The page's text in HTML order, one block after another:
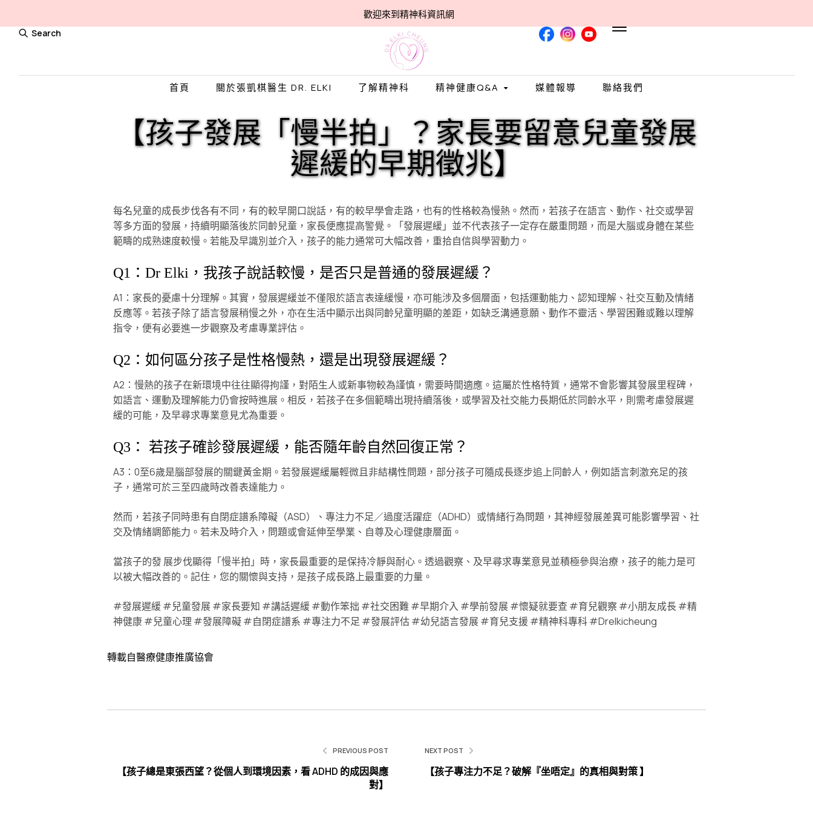
歡迎來到精神科資訊網
Search
首頁 關於張凱棋醫生 DR. ELKI 了解精神科 精神健康Q&A 媒體報導 聯絡我們
【孩子發展「慢半拍」？家長要留意兒童發展
遲緩的早期徵兆】
每名兒童的成長步伐各有不同，有的較早開口說話，有的較早學會走路，也有的性格較為慢熱。然而，若孩子在語言、動作、社交或學習
等多方面的發展，持續明顯落後於同齡兒童，家長便應提高警覺。「發展遲緩」並不代表孩子一定存在嚴重問題，而是大腦或身體在某些
範疇的成熟速度較慢。若能及早識別並介入，孩子的能力通常可大幅改善，重拾自信與學習動力。
Q1：Dr Elki，我孩子說話較慢，是否只是普通的發展遲緩？
A1：家長的憂慮十分理解。其實，發展遲緩並不僅限於語言表達緩慢，亦可能涉及多個層面，包括運動能力、認知理解、社交互動及情緒
反應等。若孩子除了語言發展稍慢之外，亦在生活中顯示出與同齡兒童明顯的差距，如缺乏溝通意願、動作不靈活、學習困難或難以理解
指令，便有必要進一步觀察及考慮專業評估。
Q2：如何區分孩子是性格慢熱，還是出現發展遲緩？
A2：慢熱的孩子在新環境中往往顯得拘謹，對陌生人或新事物較為謹慎，需要時間適應。這屬於性格特質，通常不會影響其發展里程碑，
如語言、運動及理解能力仍會按時進展。相反，若孩子在多個範疇出現持續落後，或學習及社交能力長期低於同齡水平，則需考慮發展遲
緩的可能，及早尋求專業意見尤為重要。
Q3： 若孩子確診發展遲緩，能否隨年齡自然回復正常？
A3：0至6歲是腦部發展的關鍵黃金期。若發展遲緩屬輕微且非結構性問題，部分孩子可隨成長逐步追上同齡人，例如語言刺激充足的孩
子，通常可於三至四歲時改善表達能力。
然而，若孩子同時患有自閉症譜系障礙（ASD）、專注力不足／過度活躍症（ADHD）或情緒行為問題，其神經發展差異可能影響學習、社
交及情緒調節能力。若未及時介入，問題或會延伸至學業、自尊及心理健康層面。
當孩子的發 展步伐顯得「慢半拍」時，家長最重要的是保持冷靜與耐心。透過觀察、及早尋求專業意見並積極參與治療，孩子的能力是可
以被大幅改善的。記住，您的關懷與支持，是孩子成長路上最重要的力量。
#發展遲緩 #兒童發展 #家長要知 #講話遲緩 #動作笨拙 #社交困難 #早期介入 #學前發展 #懷疑就要查 #育兒觀察 #小朋友成長 #精
神健康 #兒童心理 #發展障礙 #自閉症譜系 #專注力不足 #發展評估 #幼兒語言發展 #育兒支援 #精神科專科 #Drelkicheung
轉載自醫療健康推廣協會
PREVIOUS POST
【孩子總是東張西望？從個人到環境因素，看 ADHD 的成因與應
對】
NEXT POST
【孩子專注力不足？破解『坐唔定』的真相與對策 】